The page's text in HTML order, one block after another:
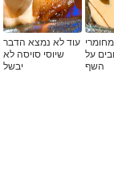
על
השף
עוד לא נמצא הדבר
שיוסי סויסה לא
יבשל